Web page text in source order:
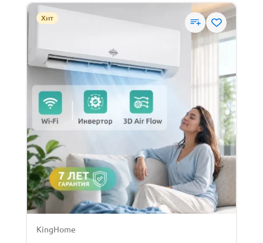
ХИТ
РЕКОМЕНДУЕМ
СКИДКИ
НОВИНКИ
ДЕШЕВЫЕ
ДОРОГИЕ
Цена
13 060 р.
Производители
Ballu
Electrolux
Funai
Gree
Haier
Hisense
KingHome
LG
Хит
KingHome